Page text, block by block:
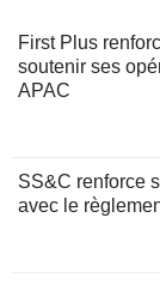
First Plus
soutenir ses
APAC
SS&C renforce
avec le